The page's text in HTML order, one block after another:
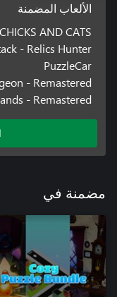
الألعاب المضمنة
AND CATS
- Relics Hunter
PuzzleCar
- Remastered
- Remastered
مضمنة في